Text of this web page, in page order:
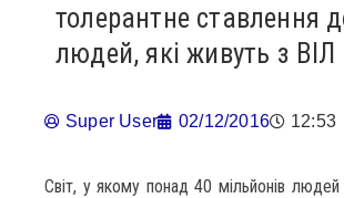
толерантне ставлення
людей, які живуть з ВІЛ
Super User 02/12/2016 12:53
Світ, у якому понад 40 мільйонів